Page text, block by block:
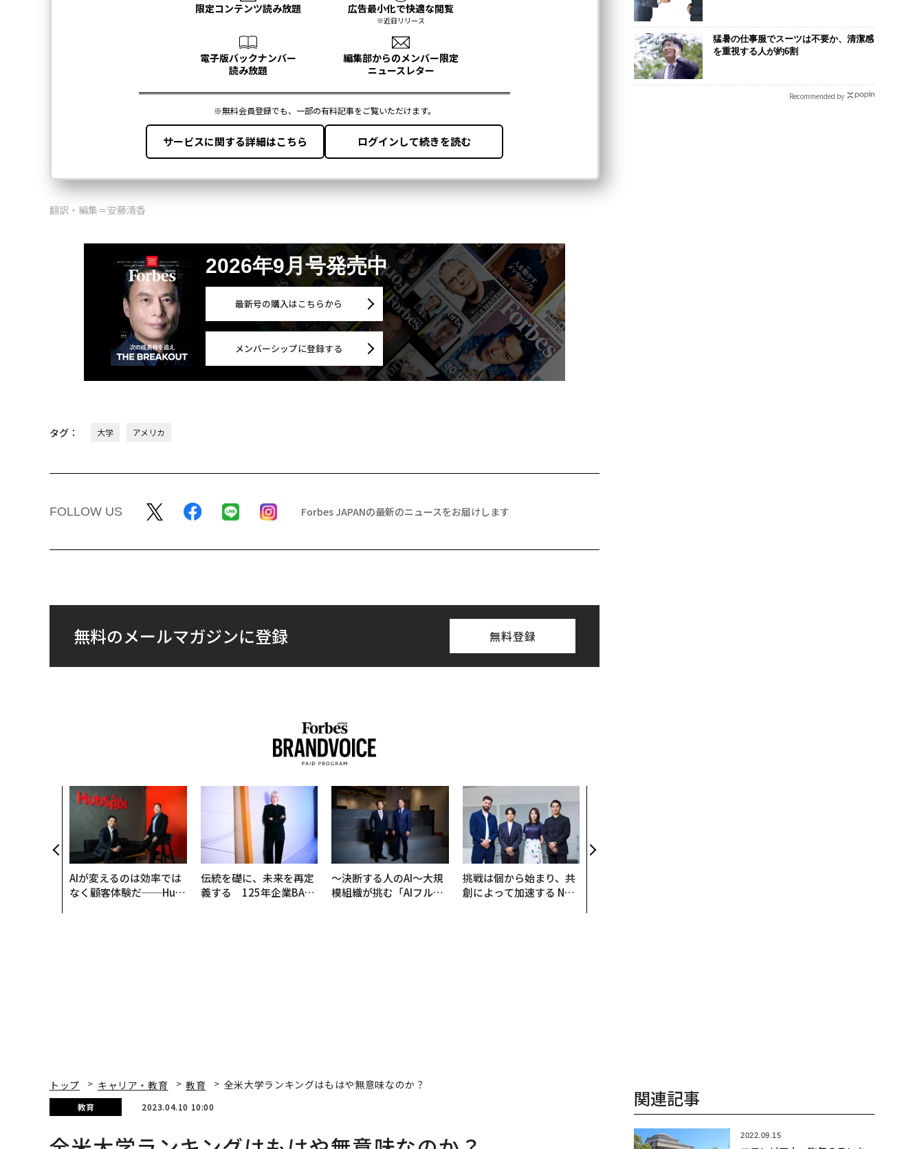
翻訳・編集＝安藤清香
2026年9月号発売中
最新号の購入はこちらから
メンバーシップに登録する
タグ： 大学 アメリカ
FOLLOW US Forbes JAPANの最新のニュースをお届けします
無料のメールマガジンに登録 無料登録
AIが変えるのは効率では
なく顧客体験だ──Hub
伝統を礎に、未来を再定
義する 125年企業BAT
〜決断する人のAI〜大規
模組織が挑む「AIフル実
挑戦は個から始まり、共
創によって加速する NOR
猛暑の仕事服でスーツは不要か、清潔感
を重視する人が約6割
Recommended by
トップ キャリア・教育 教育 全米大学ランキングはもはや無意味なのか？
教育 2023.04.10 10:00 関連記事
2022.09.15